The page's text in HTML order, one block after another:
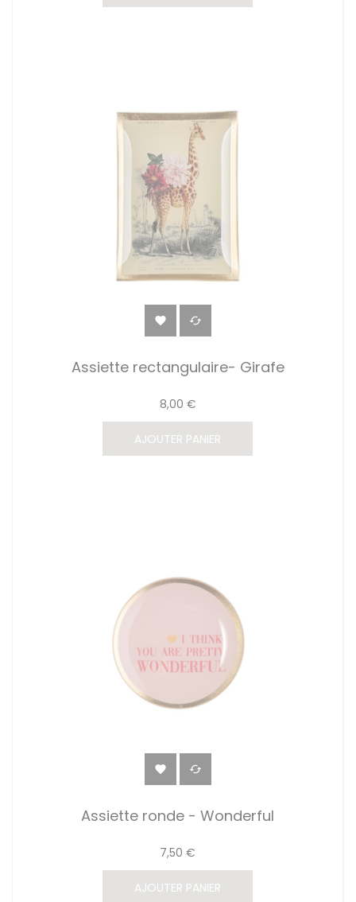
 
Assiette rectangulaire- Girafe
8,00 €
AJOUTER PANIER
 
Assiette ronde - Wonderful
7,50 €
AJOUTER PANIER